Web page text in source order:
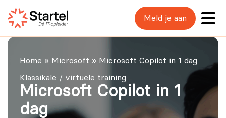
Meld je aan
Home » Microsoft » Microsoft Copilot in 1 dag
Klassikale / virtuele training
Microsoft Copilot in 1
dag